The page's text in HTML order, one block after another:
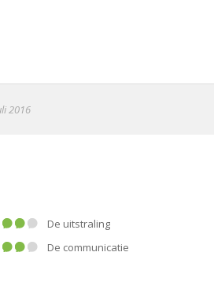
2016
De uitstraling
De communicatie